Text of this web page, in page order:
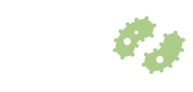
